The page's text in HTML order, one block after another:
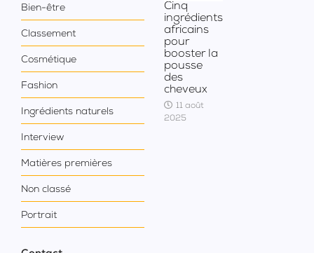
Bien-être
Classement
Cosmétique
Fashion
Ingrédients naturels
Interview
Matières premières
Non classé
Portrait
Cinq
ingrédients
africains
pour
booster la
pousse
des
cheveux
11 août
2025